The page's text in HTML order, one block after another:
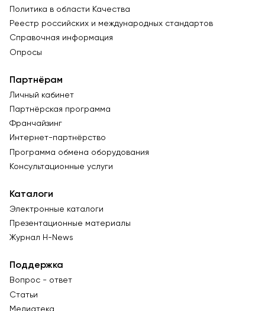
Политика в области Качества
Реестр российских и международных стандартов
Справочная информация
Опросы
Партнёрам
Личный кабинет
Партнёрская программа
Франчайзинг
Интернет-партнёрство
Программа обмена оборудования
Консультационные услуги
Каталоги
Электронные каталоги
Презентационные материалы
Журнал Н-News
Поддержка
Вопрос - ответ
Статьи
Медиатека